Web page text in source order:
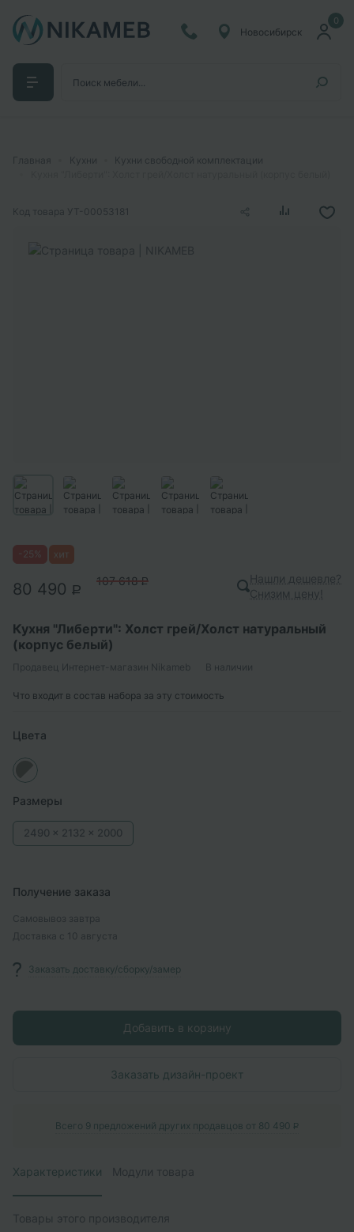
0
Новосибирск
Главная Кухни
Кухни свободной комплектации
Код товара УТ-00053181
25%
80 490 P
107 618 P
Нашли дешевле?
Снизим цену!
Кухня "Либерти": Холст грей/Холст натуральный
(корпус белый)
Продавец Интернет-магазин Nikameb В наличии
Что входит в состав набора за эту стоимость
Цвета
Размеры
2490 x 2132 x 2000
Получение заказа
Самовывоз завтра
Доставка с 10 августа
Заказать доставку/сборку/замер
Добавить в корзину
Заказать дизайн-проект
Всего 9 предложений других продавцов от 80 490 P
Характеристики Модули товара
Товары этого производителя